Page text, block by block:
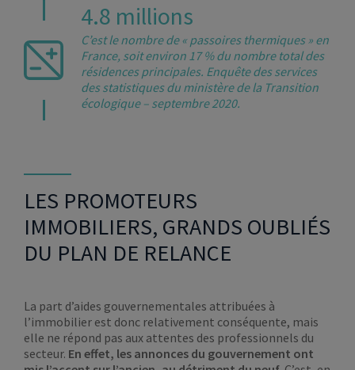
4.8 millions
C’est le nombre de « passoires thermiques » en
France, soit environ 17 % du nombre total des
résidences principales. Enquête des services
des statistiques du ministère de la Transition
écologique – septembre 2020.
LES PROMOTEURS
IMMOBILIERS, GRANDS OUBLIÉS
DU PLAN DE RELANCE
La part d’aides gouvernementales attribuées à
l’immobilier est donc relativement conséquente, mais
elle ne répond pas aux attentes des professionnels du
secteur. En effet, les annonces du gouvernement ont